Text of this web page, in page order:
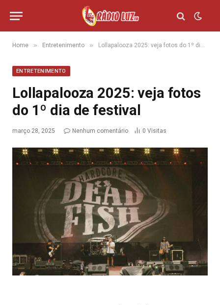
Home » Entretenimento » Lollapalooza 2025: veja fotos do 1º dia de festival
ENTRETENIMENTO
Lollapalooza 2025: veja fotos
do 1º dia de festival
março 28, 2025 Nenhum comentário 0 Visitas